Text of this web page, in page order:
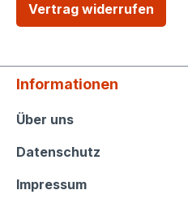
Vertrag widerrufen
Informationen
Informationen
Über uns
Datenschutz
Impressum